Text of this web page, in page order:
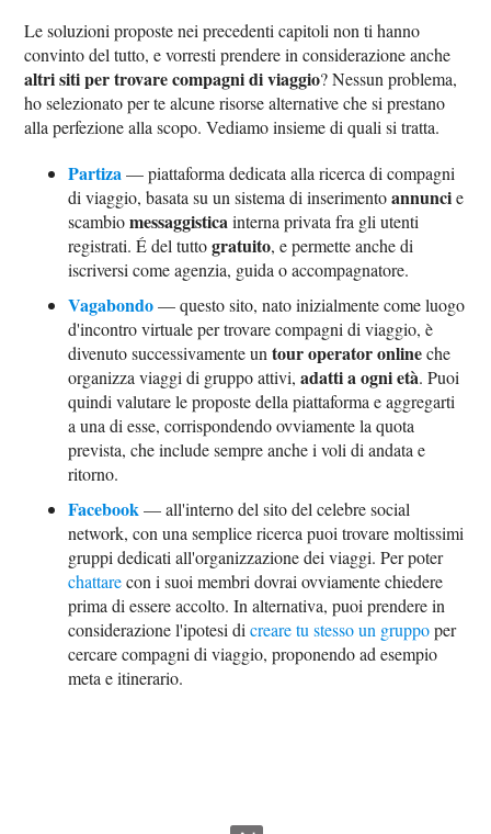
Le soluzioni proposte nei precedenti capitoli non ti hanno
convinto del tutto, e vorresti prendere in considerazione anche
altri siti per trovare compagni di viaggio? Nessun problema,
ho selezionato per te alcune risorse alternative che si prestano
alla perfezione alla scopo. Vediamo insieme di quali si tratta.
Partiza— piattaforma dedicata alla ricerca di compagni
di viaggio, basata su un sistema di inserimentoannuncie
scambiomessaggisticainterna privata fra gli utenti
registrati. É del tuttogratuito, e permette anche di
iscriversi come agenzia, guida o accompagnatore.
Vagabondo— questo sito, nato inizialmente come luogo
d'incontro virtuale per trovare compagni di viaggio, è
divenuto successivamente untour operator onlineche
organizza viaggi di gruppo attivi,adatti a ogni età. Puoi
quindi valutare le proposte della piattaforma e aggregarti
a una di esse, corrispondendo ovviamente la quota
prevista, che include sempre anche i voli di andata e
ritorno.
Facebook— all'interno del sito del celebre social
network, con una semplice ricerca puoi trovare moltissimi
gruppi dedicati all'organizzazione dei viaggi. Per poter
chattarecon i suoi membri dovrai ovviamente chiedere
prima di essere accolto. In alternativa, puoi prendere in
considerazione l'ipotesi dicreare tu stesso un gruppoper
cercare compagni di viaggio, proponendo ad esempio
meta e itinerario.